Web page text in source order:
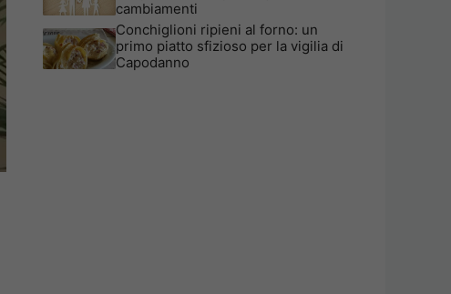
cambiamenti
Conchiglioni ripieni al forno: un
primo piatto sfizioso per la vigilia di
Capodanno